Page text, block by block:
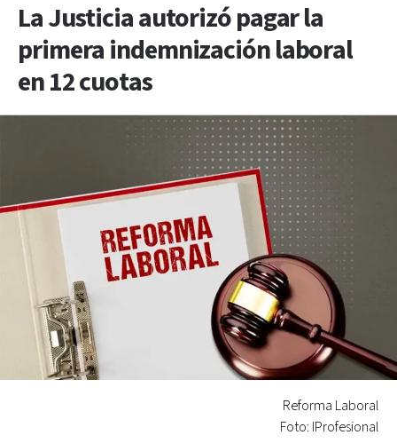
La Justicia autorizó pagar la
primera indemnización laboral
en 12 cuotas
Reforma Laboral
Foto: IProfesional